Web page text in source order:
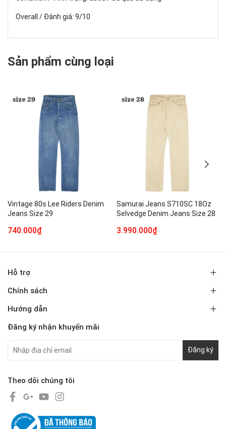
Overall / Đánh giá: 9/10
Sản phẩm cùng loại
Vintage 80s Lee Riders Denim
Jeans Size 29
740.000₫
Samurai Jeans S710SC 18Oz
Selvedge Denim Jeans Size 28
3.990.000₫
Hỗ trợ
Chính sách
Hướng dẫn
Đăng ký nhận khuyến mãi
Đăng ký
Theo dõi chúng tôi